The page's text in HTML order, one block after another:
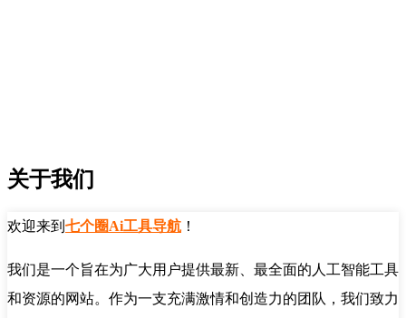
关于我们
欢迎来到 七个圈Ai工具导航 ！
我们是一个旨在为广大用户提供最新、最全面的人工智能工具
和资源的网站。作为一支充满激情和创造力的团队，我们致力